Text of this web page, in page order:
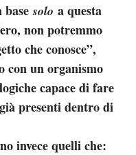
basesolo a questa
non potremmo
che conosce”,
con un organismo
capace di fare
presenti dentro di
invece quelli che: